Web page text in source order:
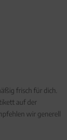
frisch für dich.
auf der
wir generell